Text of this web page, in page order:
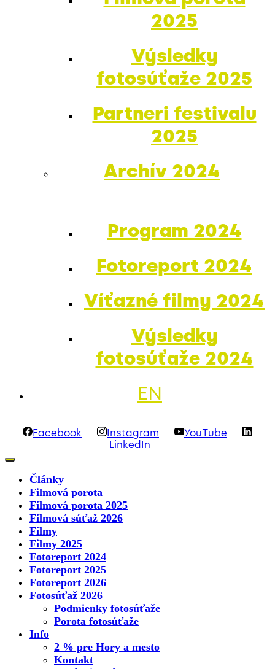
2025
Výsledky
fotosúťaže 2025
Partneri festivalu
2025
Archív 2024
Program 2024
Fotoreport 2024
Víťazné filmy 2024
Výsledky
fotosúťaže 2024
EN
Facebook Instagram
YouTube
LinkedIn
Články
Filmová porota
Filmová porota 2025
Filmová súťaž 2026
Filmy
Filmy 2025
Fotoreport 2024
Fotoreport 2025
Fotoreport 2026
Fotosúťaž 2026
Podmienky fotosúťaže
Porota fotosúťaže
Info
2 % pre Hory a mesto
Kontakt